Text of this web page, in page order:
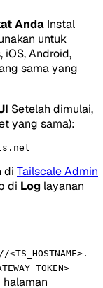
Anda Instal
untuk
iOS, Android,
sama yang
Setelah dimulai,
yang sama):
di Tailscale Admin
di Log layanan
halaman